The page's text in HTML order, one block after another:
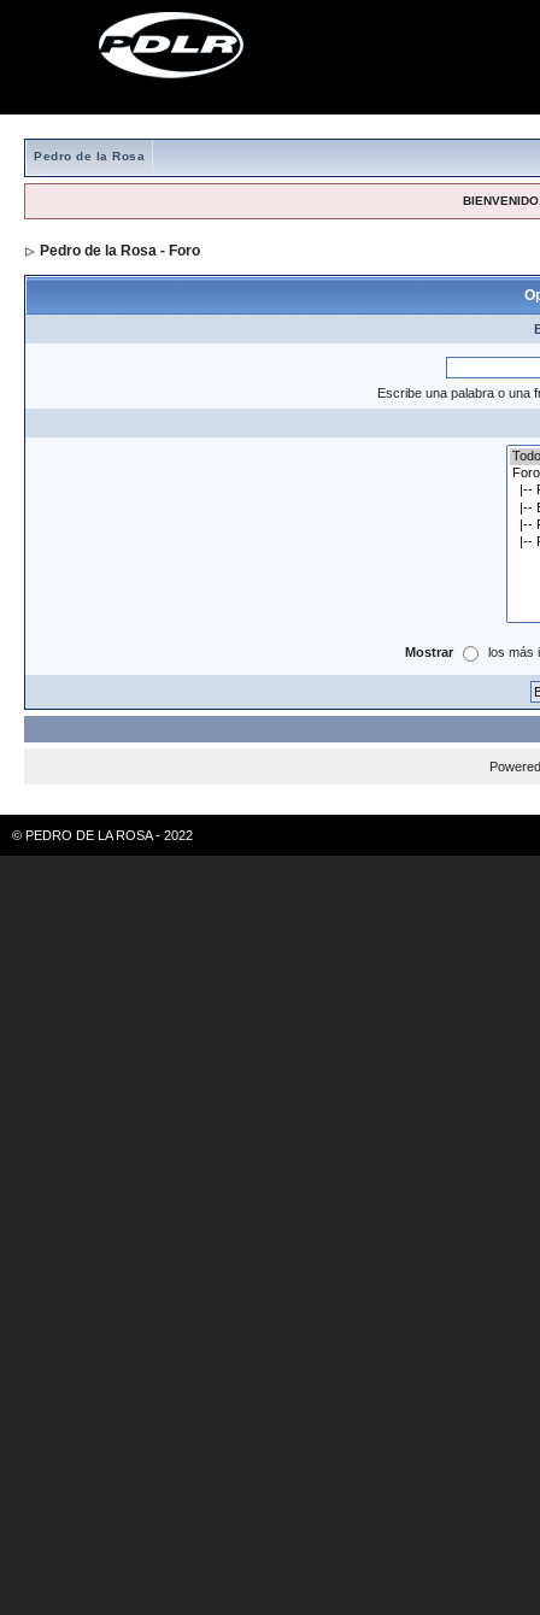
Pedro de la Rosa
Pedro de la Rosa - Foro
Escribe una palabra o una
Mostrar los más
© PEDRO DE LA ROSA - 2022